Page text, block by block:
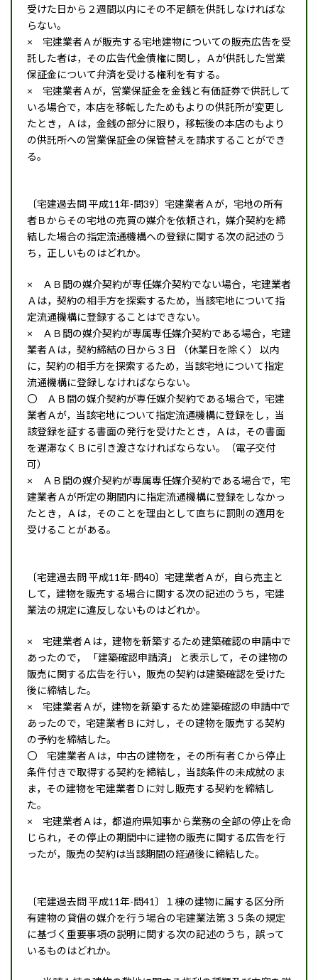
受けた日から２週間以内にその不足額を供託しなければな
らない。
× 宅建業者Ａが販売する宅地建物についての販売広告を受
託した者は，その広告代金債権に関し，Ａが供託した営業
保証金について弁済を受ける権利を有する。
× 宅建業者Ａが，営業保証金を金銭と有価証券で供託して
いる場合で，本店を移転したためもよりの供託所が変更し
たとき，Ａは，金銭の部分に限り，移転後の本店のもより
の供託所への営業保証金の保管替えを請求することができ
る。
〔宅建過去問 平成11年-問39〕宅建業者Ａが，宅地の所有
者Ｂからその宅地の売買の媒介を依頼され，媒介契約を締
結した場合の指定流通機構への登録に関する次の記述のう
ち，正しいものはどれか。
× ＡＢ間の媒介契約が専任媒介契約でない場合，宅建業者
Ａは，契約の相手方を探索するため，当該宅地について指
定流通機構に登録することはできない。
× ＡＢ間の媒介契約が専属専任媒介契約である場合，宅建
業者Ａは，契約締結の日から３日 （休業日を除く） 以内
に，契約の相手方を探索するため，当該宅地について指定
流通機構に登録しなければならない。
〇 ＡＢ間の媒介契約が専任媒介契約である場合で，宅建
業者Ａが，当該宅地について指定流通機構に登録をし，当
該登録を証する書面の発行を受けたとき，Ａは，その書面
を遅滞なくＢに引き渡さなければならない。（電子交付
可）
× ＡＢ間の媒介契約が専属専任媒介契約である場合で，宅
建業者Ａが所定の期間内に指定流通機構に登録をしなかっ
たとき，Ａは，そのことを理由として直ちに罰則の適用を
受けることがある。
〔宅建過去問 平成11年-問40〕宅建業者Ａが，自ら売主と
して，建物を販売する場合に関する次の記述のうち，宅建
業法の規定に違反しないものはどれか。
× 宅建業者Ａは，建物を新築するため建築確認の申請中で
あったので， 「建築確認申請済」 と表示して，その建物の
販売に関する広告を行い，販売の契約は建築確認を受けた
後に締結した。
× 宅建業者Ａが，建物を新築するため建築確認の申請中で
あったので，宅建業者Ｂに対し，その建物を販売する契約
の予約を締結した。
〇 宅建業者Ａは，中古の建物を，その所有者Ｃから停止
条件付きで取得する契約を締結し，当該条件の未成就のま
ま，その建物を宅建業者Ｄに対し販売する契約を締結し
た。
× 宅建業者Ａは，都道府県知事から業務の全部の停止を命
じられ，その停止の期間中に建物の販売に関する広告を行
ったが，販売の契約は当該期間の経過後に締結した。
〔宅建過去問 平成11年-問41〕１棟の建物に属する区分所
有建物の貸借の媒介を行う場合の宅建業法第３５条の規定
に基づく重要事項の説明に関する次の記述のうち，誤って
いるものはどれか。